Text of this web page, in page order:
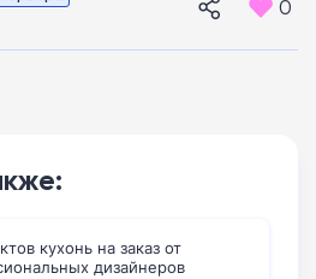
0
кухонь на заказ от
дизайнеров